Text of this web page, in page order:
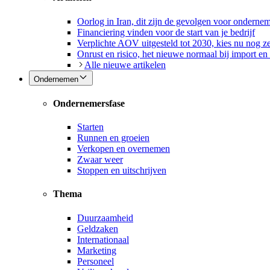
Oorlog in Iran, dit zijn de gevolgen voor
Financiering vinden voor de start van je bedrijf
Verplichte AOV uitgesteld tot 2030, kies nu nog
Onrust en risico, het nieuwe normaal bij import en
Alle nieuwe artikelen
Ondernemen
Ondernemersfase
Starten
Runnen en groeien
Verkopen en overnemen
Zwaar weer
Stoppen en uitschrijven
Thema
Duurzaamheid
Geldzaken
Internationaal
Marketing
Personeel